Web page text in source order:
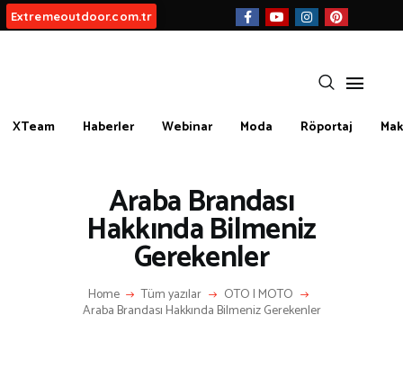
Extremeoutdoor.com.tr
XTeam Haberler Webinar Moda Röportaj
Araba Brandası
Hakkında Bilmeniz
Gerekenler
Home Tüm yazılar OTO | MOTO
Araba Brandası Hakkında Bilmeniz Gerekenler
BIZ KIMIZ?
İLETIŞIM
KATEGORİLER
İLGİNÇ BİLGİLER
KÜLTÜR | SANAT